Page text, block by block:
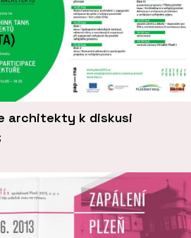
architekty k diskusi